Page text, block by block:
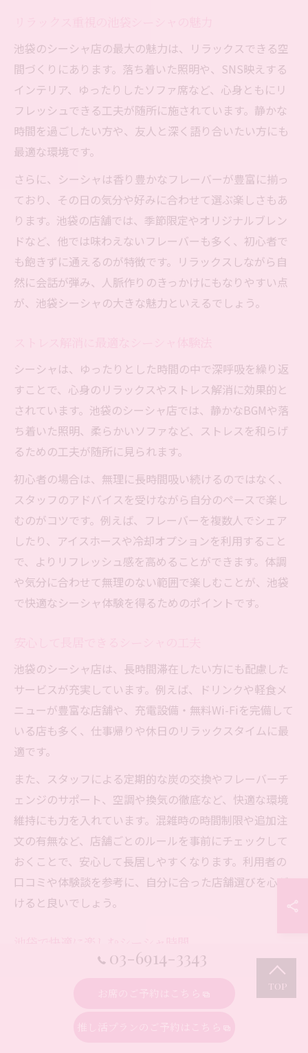
池袋のシーシャ店の最大の魅力は、リラックスできる空
間づくりにあります。落ち着いた照明や、SNS映えする
インテリア、ゆったりしたソファ席など、心身ともにリ
フレッシュできる工夫が随所に施されています。静かな
時間を過ごしたい方や、友人と深く語り合いたい方にも
最適な環境です。
さらに、シーシャは香り豊かなフレーバーが豊富に揃っ
ており、その日の気分や好みに合わせて選ぶ楽しさもあ
ります。池袋の店舗では、季節限定やオリジナルブレン
ドなど、他では味わえないフレーバーも多く、初心者で
も飽きずに通えるのが特徴です。リラックスしながら自
然に会話が弾み、人脈作りのきっかけにもなりやすい点
が、池袋シーシャの大きな魅力といえるでしょう。
シーシャは、ゆったりとした時間の中で深呼吸を繰り返
すことで、心身のリラックスやストレス解消に効果的と
されています。池袋のシーシャ店では、静かなBGMや落
ち着いた照明、柔らかいソファなど、ストレスを和らげ
るための工夫が随所に見られます。
初心者の場合は、無理に長時間吸い続けるのではなく、
スタッフのアドバイスを受けながら自分のペースで楽し
むのがコツです。例えば、フレーバーを複数人でシェア
したり、アイスホースや冷却オプションを利用すること
で、よりリフレッシュ感を高めることができます。体調
や気分に合わせて無理のない範囲で楽しむことが、池袋
で快適なシーシャ体験を得るためのポイントです。
池袋のシーシャ店は、長時間滞在したい方にも配慮した
サービスが充実しています。例えば、ドリンクや軽食メ
ニューが豊富な店舗や、充電設備・無料Wi-Fiを完備して
いる店も多く、仕事帰りや休日のリラックスタイムに最
適です。
また、スタッフによる定期的な炭の交換やフレーバーチ
ェンジのサポート、空調や換気の徹底など、快適な環境
維持にも力を入れています。混雑時の時間制限や追加注
文の有無など、店舗ごとのルールを事前にチェックして
おくことで、安心して長居しやすくなります。利用者の
口コミや体験談を参考に、自分に合った店舗選びを心が
けると良いでしょう。
池袋でシーシャを快適に楽しむためには、店舗選びと事
前準備が重要です。初心者は、スタッフの対応が丁寧
ぶことで、安心してシーシャ体験を始められます。SNS
03-6914-3343
お席のご予約はこちら
推し活プランのご予約はこちら